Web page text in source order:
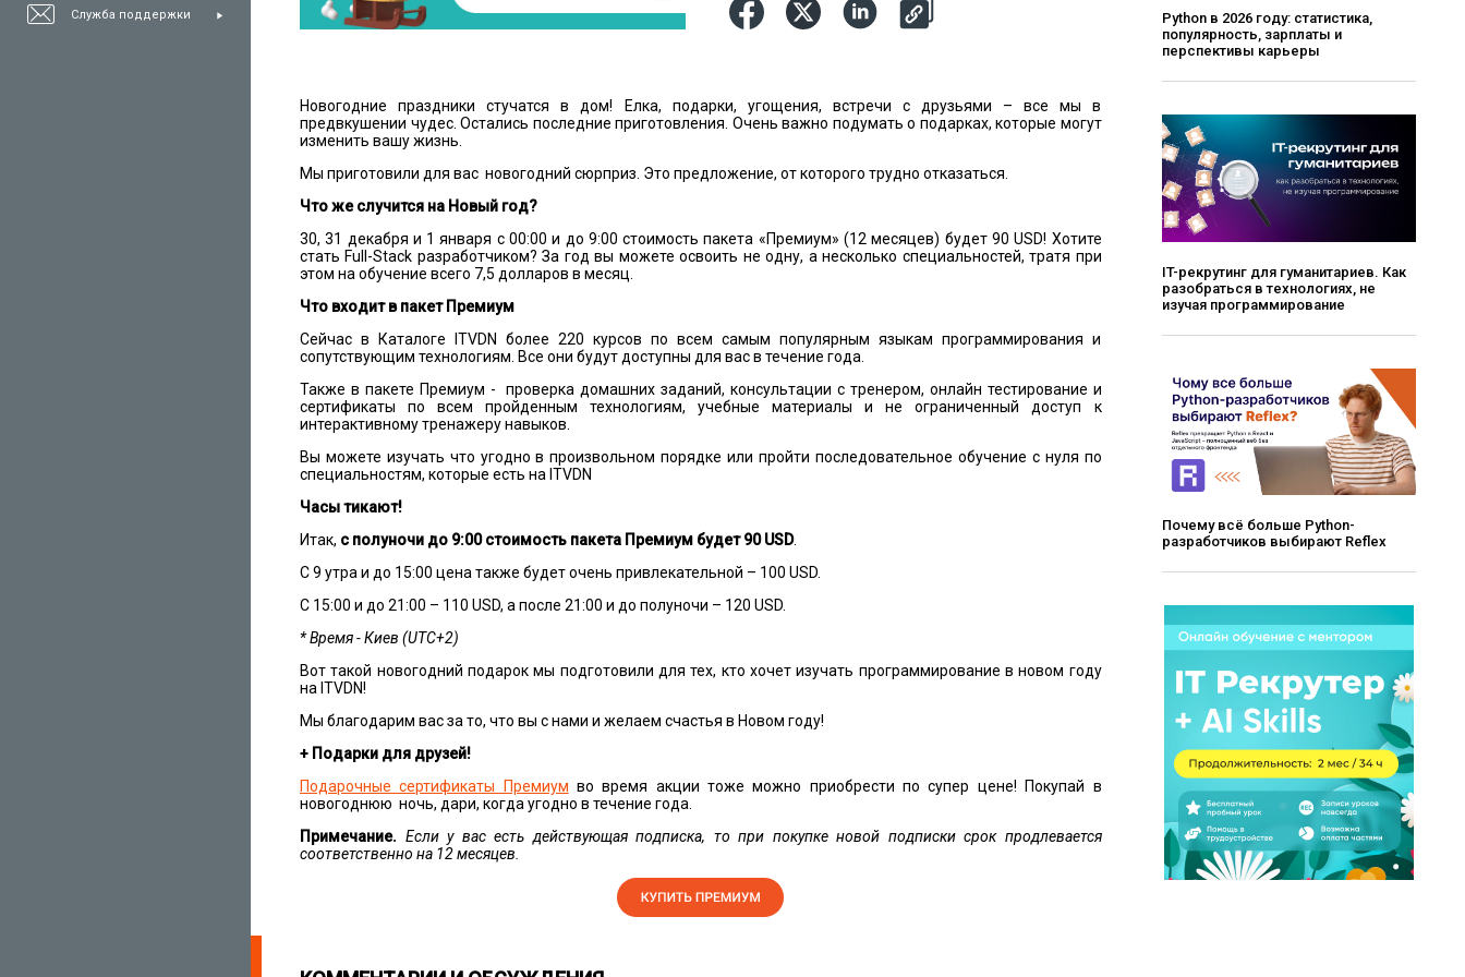
Служба поддержки
Новогодние праздники стучатся в дом! Елка, подарки, угощения, встречи с друзьями – все мы в
предвкушении чудес. Остались последние приготовления. Очень важно подумать о подарках, которые могут
изменить вашу жизнь.
Мы приготовили для вас новогодний сюрприз. Это предложение, от которого трудно отказаться.
Что же случится на Новый год?
30, 31 декабря и 1 января с 00:00 и до 9:00 стоимость пакета «Премиум» (12 месяцев) будет 90 USD! Хотите
стать Full-Stack разработчиком? За год вы можете освоить не одну, а несколько специальностей, тратя при
этом на обучение всего 7,5 долларов в месяц.
Что входит в пакет Премиум
Сейчас в Каталоге ITVDN более 220 курсов по всем самым популярным языкам программирования и
сопутствующим технологиям. Все они будут доступны для вас в течение года.
Также в пакете Премиум - проверка домашних заданий, консультации с тренером, онлайн тестирование и
сертификаты по всем пройденным технологиям, учебные материалы и не ограниченный доступ к
интерактивному тренажеру навыков.
Вы можете изучать что угодно в произвольном порядке или пройти последовательное обучение с нуля по
специальностям, которые есть на ITVDN
Часы тикают!
Итак, с полуночи до 9:00 стоимость пакета Премиум будет 90 USD.
C 9 утра и до 15:00 цена также будет очень привлекательной – 100 USD.
C 15:00 и до 21:00 – 110 USD, а после 21:00 и до полуночи – 120 USD.
* Время - Киев (UTC+2)
Вот такой новогодний подарок мы подготовили для тех, кто хочет изучать программирование в новом году
на ITVDN!
Мы благодарим вас за то, что вы с нами и желаем счастья в Новом году!
+ Подарки для друзей!
Подарочные сертификаты Премиум во время акции тоже можно приобрести по супер цене! Покупай в
новогоднюю ночь, дари, когда угодно в течение года.
Примечание. Если у вас есть действующая подписка, то при покупке новой подписки срок продлевается
соответственно на 12 месяцев.
Python в 2026 году: статистика,
популярность, зарплаты и
перспективы карьеры
IT-рекрутинг для гуманитариев. Как
разобраться в технологиях, не
изучая программирование
Почему всё больше Python-
разработчиков выбирают Reflex